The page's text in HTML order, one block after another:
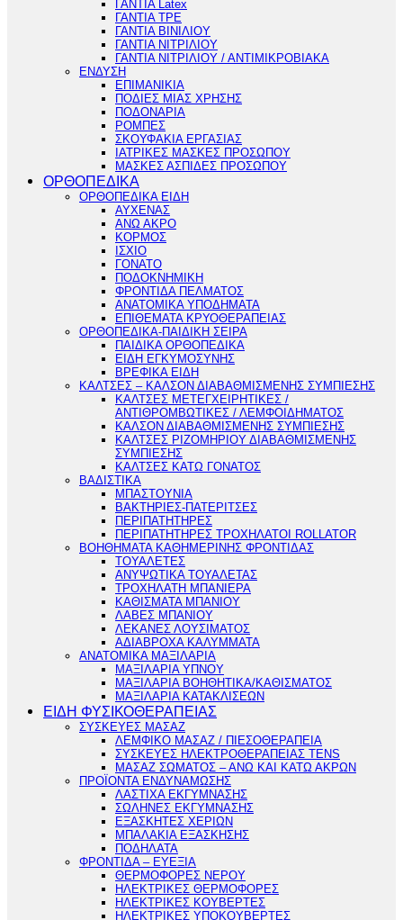
ΓΑΝΤΙΑ Latex
ΓΑΝΤΙΑ TPE
ΓΑΝΤΙΑ ΒΙΝΙΛΙΟΥ
ΓΑΝΤΙΑ ΝΙΤΡΙΛΙΟΥ
ΓΑΝΤΙΑ ΝΙΤΡΙΛΙΟΥ / ΑΝΤΙΜΙΚΡΟΒΙΑΚΑ
ΕΝΔΥΣΗ
ΕΠΙΜΑΝΙΚΙΑ
ΠΟΔΙΕΣ ΜΙΑΣ ΧΡΗΣΗΣ
ΠΟΔΟΝΑΡΙΑ
ΡΟΜΠΕΣ
ΣΚΟΥΦΑΚΙΑ ΕΡΓΑΣΙΑΣ
ΙΑΤΡΙΚΕΣ ΜΑΣΚΕΣ ΠΡΟΣΩΠΟΥ
ΜΑΣΚΕΣ ΑΣΠΙΔΕΣ ΠΡΟΣΩΠΟΥ
ΟΡΘΟΠΕΔΙΚΑ
ΟΡΘΟΠΕΔΙΚΑ ΕΙΔΗ
ΑΥΧΕΝΑΣ
ΑΝΩ ΑΚΡΟ
ΚΟΡΜΟΣ
ΙΣΧΙΟ
ΓΟΝΑΤΟ
ΠΟΔΟΚΝΗΜΙΚΗ
ΦΡΟΝΤΙΔΑ ΠΕΛΜΑΤΟΣ
ΑΝΑΤΟΜΙΚΑ ΥΠΟΔΗΜΑΤΑ
ΕΠΙΘΕΜΑΤΑ ΚΡΥΟΘΕΡΑΠΕΙΑΣ
ΟΡΘΟΠΕΔΙΚΑ-ΠΑΙΔΙΚΗ ΣΕΙΡΑ
ΠΑΙΔΙΚΑ ΟΡΘΟΠΕΔΙΚΑ
ΕΙΔΗ ΕΓΚΥΜΟΣΥΝΗΣ
ΒΡΕΦΙΚΑ ΕΙΔΗ
ΚΑΛΤΣΕΣ – ΚΑΛΣΟΝ ΔΙΑΒΑΘΜΙΣΜΕΝΗΣ ΣΥΜΠΙΕΣΗΣ
ΚΑΛΤΣΕΣ ΜΕΤΕΓΧΕΙΡΗΤΙΚΕΣ /
ΑΝΤΙΘΡΟΜΒΩΤΙΚΕΣ / ΛΕΜΦΟΙΔΗΜΑΤΟΣ
ΚΑΛΣΟΝ ΔΙΑΒΑΘΜΙΣΜΕΝΗΣ ΣΥΜΠΙΕΣΗΣ
ΚΑΛΤΣΕΣ ΡΙΖΟΜΗΡΙΟΥ ΔΙΑΒΑΘΜΙΣΜΕΝΗΣ
ΣΥΜΠΙΕΣΗΣ
ΚΑΛΤΣΕΣ ΚΑΤΩ ΓΟΝΑΤΟΣ
ΒΑΔΙΣΤΙΚΑ
ΜΠΑΣΤΟΥΝΙΑ
ΒΑΚΤΗΡΙΕΣ-ΠΑΤΕΡΙΤΣΕΣ
ΠΕΡΙΠΑΤΗΤΗΡΕΣ
ΠΕΡΙΠΑΤΗΤΗΡΕΣ ΤΡΟΧΗΛΑΤΟΙ ROLLATOR
ΒΟΗΘΗΜΑΤΑ ΚΑΘΗΜΕΡΙΝΗΣ ΦΡΟΝΤΙΔΑΣ
ΤΟΥΑΛΕΤΕΣ
ΑΝΥΨΩΤΙΚΑ ΤΟΥΑΛΕΤΑΣ
ΤΡΟΧΗΛΑΤΗ ΜΠΑΝΙΕΡΑ
ΚΑΘΙΣΜΑΤΑ ΜΠΑΝΙΟΥ
ΛΑΒΕΣ ΜΠΑΝΙΟΥ
ΛΕΚΑΝΕΣ ΛΟΥΣΙΜΑΤΟΣ
ΑΔΙΑΒΡΟΧΑ ΚΑΛΥΜΜΑΤΑ
ΑΝΑΤΟΜΙΚΑ ΜΑΞΙΛΑΡΙΑ
ΜΑΞΙΛΑΡΙΑ ΥΠΝΟΥ
ΜΑΞΙΛΑΡΙΑ ΒΟΗΘΗΤΙΚΑ/ΚΑΘΙΣΜΑΤΟΣ
ΜΑΞΙΛΑΡΙΑ ΚΑΤΑΚΛΙΣΕΩΝ
ΕΙΔΗ ΦΥΣΙΚΟΘΕΡΑΠΕΙΑΣ
ΣΥΣΚΕΥΕΣ ΜΑΣΑΖ
ΛΕΜΦΙΚΟ ΜΑΣΑΖ / ΠΙΕΣΟΘΕΡΑΠΕΙΑ
ΣΥΣΚΕΥΕΣ ΗΛΕΚΤΡΟΘΕΡΑΠΕΙΑΣ TENS
ΜΑΣΑΖ ΣΩΜΑΤΟΣ – ΑΝΩ ΚΑΙ ΚΑΤΩ ΑΚΡΩΝ
ΠΡΟΪΟΝΤΑ ΕΝΔΥΝΑΜΩΣΗΣ
ΛΑΣΤΙΧΑ ΕΚΓΥΜΝΑΣΗΣ
ΣΩΛΗΝΕΣ ΕΚΓΥΜΝΑΣΗΣ
ΕΞΑΣΚΗΤΕΣ ΧΕΡΙΩΝ
ΜΠΑΛΑΚΙΑ ΕΞΑΣΚΗΣΗΣ
ΠΟΔΗΛΑΤΑ
ΦΡΟΝΤΙΔΑ – ΕΥΕΞΙΑ
ΘΕΡΜΟΦΟΡΕΣ ΝΕΡΟΥ
ΗΛΕΚΤΡΙΚΕΣ ΘΕΡΜΟΦΟΡΕΣ
ΗΛΕΚΤΡΙΚΕΣ ΚΟΥΒΕΡΤΕΣ
ΗΛΕΚΤΡΙΚΕΣ ΥΠΟΚΟΥΒΕΡΤΕΣ